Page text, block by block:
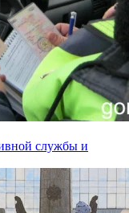
службы и